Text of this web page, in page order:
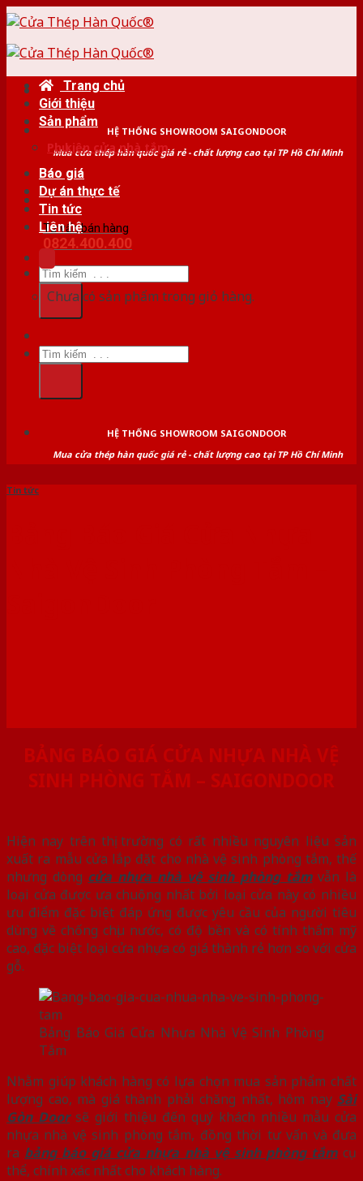
Skip
content
HỆ THỐNG SHOWROOM SAIGONDOOR
Mua cửa thép hàn quốc giá rẻ - chất lượng cao tại TP Hồ Chí Minh
Tư vấn bán hàng
0824.400.400
Tìm
kiếm:
Trang chủ
Giới thiệu
Sản phẩm
Phụ kiện cửa nhà tắm
Báo giá
Dự án thực tế
Tin tức
Liên hệ
Chưa có sản phẩm trong giỏ hàng.
Tìm
kiếm:
HỆ THỐNG SHOWROOM SAIGONDOOR
Mua cửa thép hàn quốc giá rẻ - chất lượng cao tại TP Hồ Chí Minh
Tin tức
BẢNG BÁO GIÁ CỬA NHỰA NHÀ VỆ
SINH PHÒNG TẮM – SAIGONDOOR‎
Hiện nay trên thị trường có rất nhiều nguyên liệu sản
xuất ra mẫu cửa lắp đặt cho nhà vệ sinh phòng tắm, thế
nhưng dòng cửa nhựa nhà vệ sinh phòng tắmvẫn là
loại cửa được ưa chuộng nhất bởi loại cửa này có nhiều
ưu điểm đặc biệt đáp ứng được yêu cầu của người tiêu
dùng về chống chịu nước, có độ bền và có tính thẩm mỹ
cao, đặc biệt loại cửa nhựa có giá thành rẻ hơn so với cửa
gỗ.
Bảng Báo Giá Cửa Nhựa Nhà Vệ Sinh Phòng
Tắm
Nhằm giúp khách hàng có lựa chọn mua sản phẩm chất
lượng cao, mà giá thành phải chăng nhất, hôm nay Sài
Gòn Doorsẽ giới thiệu đến quý khách nhiều mẫu cửa
nhựa nhà vệ sinh phòng tắm, đồng thời tư vấn và đưa
ra bảng báo giá cửa nhựa nhà vệ sinh phòng tắmcụ
thể, chính xác nhất cho khách hàng.